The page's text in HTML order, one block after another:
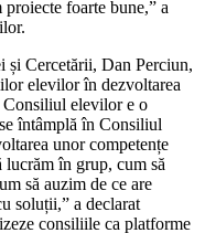
foarte bune,” a
și Cercetării, Dan Perciun,
elevilor în dezvoltarea
Consiliul elevilor e o
întâmplă în Consiliul
unor competențe
lucrăm în grup, cum să
să auzim de ce are
soluții,” a declarat
consiliile ca platforme